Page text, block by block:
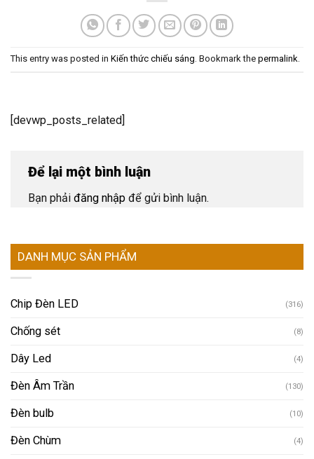
This entry was posted in Kiến thức chiếu sáng. Bookmark the permalink.
[devwp_posts_related]
Để lại một bình luận
Bạn phải đăng nhập để gửi bình luận.
DANH MỤC SẢN PHẨM
Chip Đèn LED (316)
Chống sét (8)
Dây Led (4)
Đèn Âm Trần (130)
Đèn bulb (10)
Đèn Chùm (4)